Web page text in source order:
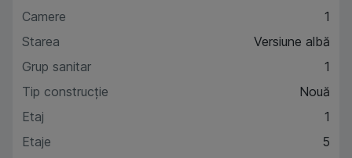
Camere
1
Starea
Versiune albă
Grup sanitar
1
Tip construcție
Nouă
Etaj
1
Etaje
5